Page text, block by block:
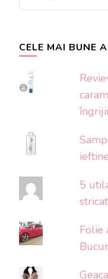
ceva?
CELE MAI BUNE
5
Folie